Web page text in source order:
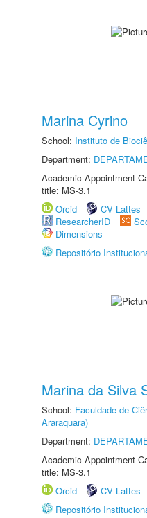
Marina Cyrino
School: Instituto de
Department:
Academic Appointment
title: MS-3.1
Orcid
CV Lattes
ResearcherID
Dimensions
Repositório
Marina da Silva
School: Faculdade de
Araraquara)
Department:
Academic Appointment
title: MS-3.1
Orcid
CV Lattes
Repositório